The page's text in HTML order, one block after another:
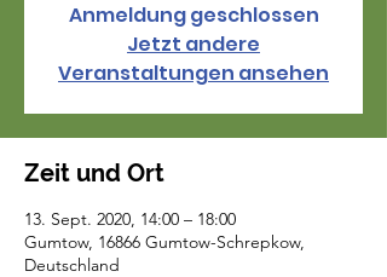
Anmeldung geschlossen
Jetzt andere
Veranstaltungen ansehen
Zeit und Ort
13. Sept. 2020, 14:00 – 18:00
Gumtow, 16866 Gumtow-Schrepkow,
Deutschland